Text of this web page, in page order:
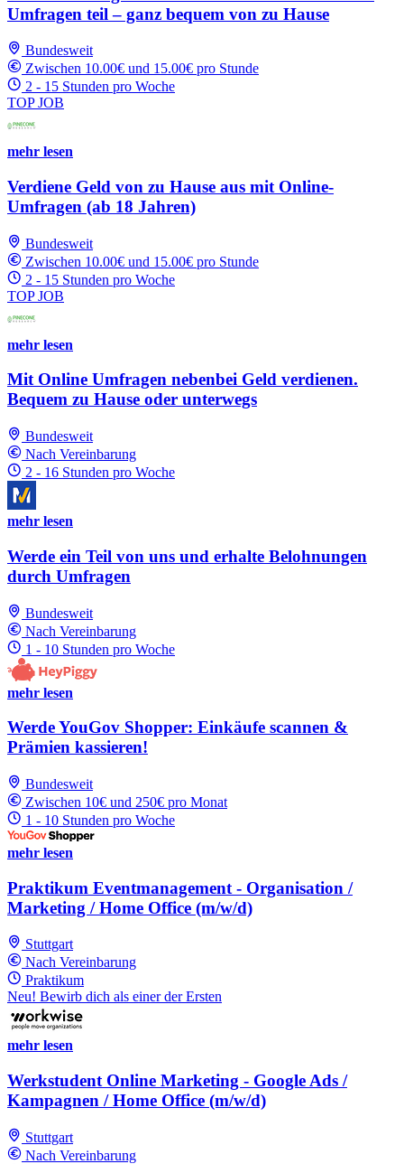
Umfragen teil – ganz bequem von zu Hause
Bundesweit
Zwischen 10.00€ und 15.00€ pro Stunde
2 - 15 Stunden pro Woche
TOP JOB
mehr lesen
Verdiene Geld von zu Hause aus mit Online-
Umfragen (ab 18 Jahren)
Bundesweit
Zwischen 10.00€ und 15.00€ pro Stunde
2 - 15 Stunden pro Woche
TOP JOB
mehr lesen
Mit Online Umfragen nebenbei Geld verdienen.
Bequem zu Hause oder unterwegs
Bundesweit
Nach Vereinbarung
2 - 16 Stunden pro Woche
mehr lesen
Werde ein Teil von uns und erhalte Belohnungen
durch Umfragen
Bundesweit
Nach Vereinbarung
1 - 10 Stunden pro Woche
mehr lesen
Werde YouGov Shopper: Einkäufe scannen &
Prämien kassieren!
Bundesweit
Zwischen 10€ und 250€ pro Monat
1 - 10 Stunden pro Woche
mehr lesen
Praktikum Eventmanagement - Organisation /
Marketing / Home Office (m/w/d)
Stuttgart
Nach Vereinbarung
Praktikum
Neu! Bewirb dich als einer der Ersten
mehr lesen
Werkstudent Online Marketing - Google Ads /
Kampagnen / Home Office (m/w/d)
Stuttgart
Nach Vereinbarung